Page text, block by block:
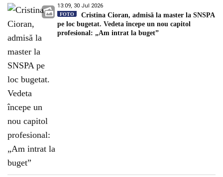
13:09, 30 Jul 2026
FOTO
Cristina Cioran, admisă la master la SNSPA
pe loc bugetat. Vedeta începe un nou capitol
profesional: „Am intrat la buget”